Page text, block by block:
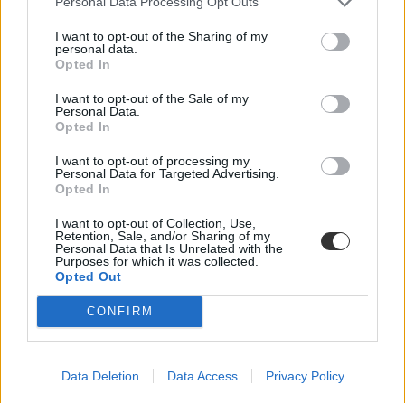
I want to opt-out of the Sharing of my
personal data.
Opted In
I want to opt-out of the Sale of my
Personal Data.
Opted In
I want to opt-out of processing my
Personal Data for Targeted Advertising.
Opted In
I want to opt-out of Collection, Use,
Retention, Sale, and/or Sharing of my
Personal Data that Is Unrelated with the
Purposes for which it was collected.
Opted Out
CONFIRM
Data Deletion Data Access Privacy Policy
Érettségi-felvételi
Őszi érettségi: itt vannak az első hét hivatalos
megoldásai és a feladatlapok
A héten érettségiztetek, vagy csak gyakorolnátok a májusi vizsgára?
Itt megnézhetitek az őszi érettségi feladatsorait és hivatalos
megoldásait.
Érettségi-felvételi
Érettségi: ezekben az esetekben kell újra vizsgázni
adnak számot a tudásukról. Mi történik, ha nem sikerül a vizsga? Itt